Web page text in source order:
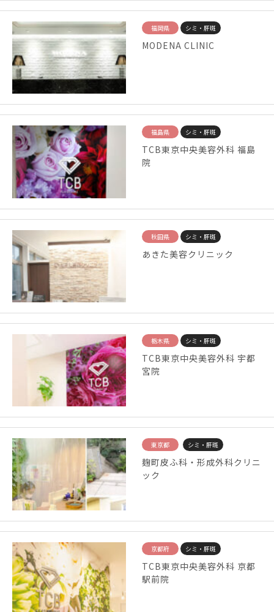
福岡県 シミ・肝斑
MODENA CLINIC
福島県 シミ・肝斑
TCB東京中央美容外科 福島
院
秋田県 シミ・肝斑
あきた美容クリニック
栃木県 シミ・肝斑
TCB東京中央美容外科 宇都
宮院
東京都 シミ・肝斑
麹町皮ふ科・形成外科クリニ
ック
京都府 シミ・肝斑
TCB東京中央美容外科 京都
駅前院